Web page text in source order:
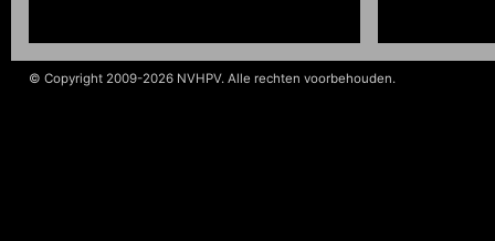
© Copyright 2009-2026 NVHPV. Alle rechten voorbehouden.